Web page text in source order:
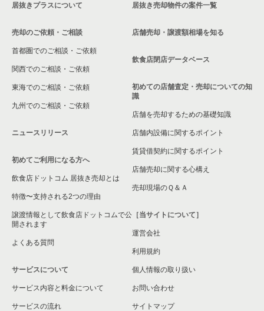
居抜きプラスについて
売却のご依頼・ご相談
首都圏でのご相談・ご依頼
関西でのご相談・ご依頼
東海でのご相談・ご依頼
九州でのご相談・ご依頼
ニュースリリース
初めてご利用になる方へ
飲食店ドットコム 居抜き売却とは
特徴〜支持される2つの理由
譲渡情報として飲食店ドットコムで公
開されます
よくある質問
サービスについて
サービス内容と料金について
サービスの流れ
居抜き売却物件の案件一覧
店舗売却・譲渡額相場を知る
飲食店閉店データベース
初めての店舗査定・売却についての知
識
店舗を売却するための基礎知識
店舗内設備に関するポイント
賃貸借契約に関するポイント
店舗売却に関する心構え
売却現場のＱ＆Ａ
［当サイトについて］
運営会社
利用規約
個人情報の取り扱い
お問い合わせ
サイトマップ